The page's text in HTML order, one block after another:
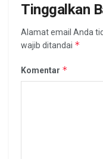
Tinggalkan
Alamat email Anda
wajib ditandai *
Komentar *